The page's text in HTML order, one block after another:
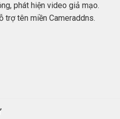
phát hiện video giả mạo.
trợ tên miền Cameraddns.